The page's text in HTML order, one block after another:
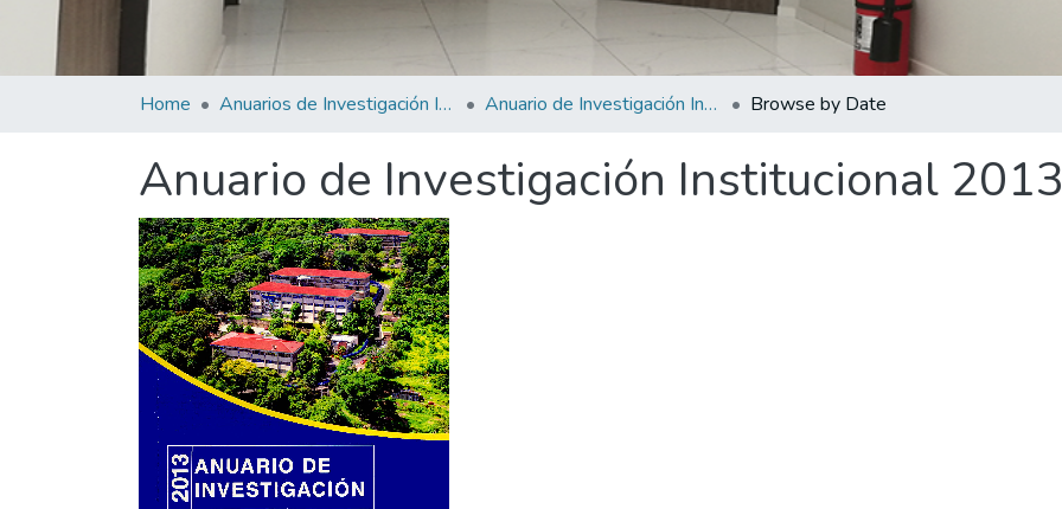
Home Anuarios de Investigación Institucional Anuario de Investigación Institucional 2013 Browse by Date
Anuario de Investigación Institucional